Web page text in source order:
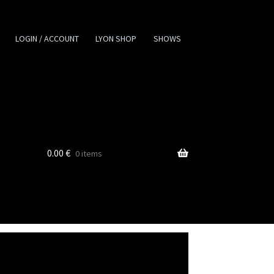
LOGIN / ACCOUNT LYON SHOP SHOWS
0.00 € 0 items